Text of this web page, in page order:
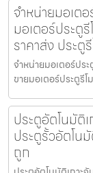
จำหน่ายมอเต
มอเตอร์ประตู
ราคาส่ง ประตู
จำหน่ายมอเตอร์ปร
ขายมอเตอร์ประตูรี
ประตูอัตโนมัติ
ประตูรั้วอัตโน
ถูก